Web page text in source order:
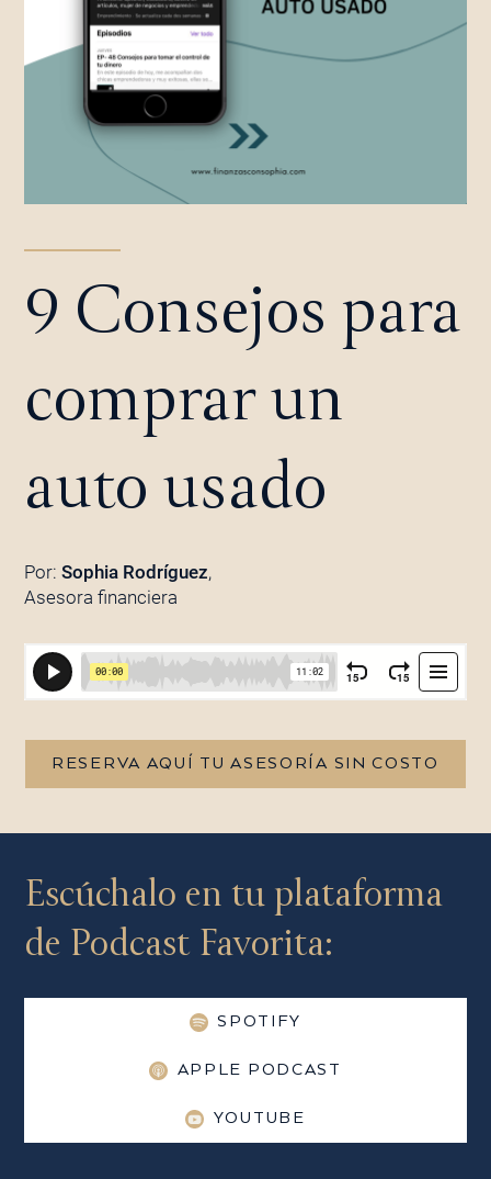
9 Consejos para
comprar un
auto usado
Por: Sophia Rodríguez,
Asesora financiera
RESERVA AQUÍ TU ASESORÍA SIN COSTO
Escúchalo en tu plataforma
de Podcast Favorita:
SPOTIFY
APPLE PODCAST
YOUTUBE